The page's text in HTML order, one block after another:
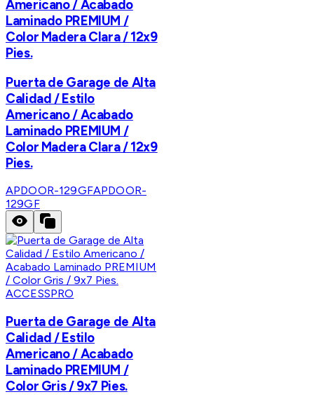
Americano / Acabado
Laminado PREMIUM /
Color Madera Clara / 12x9
Pies.
Puerta de Garage de Alta
Calidad / Estilo
Americano / Acabado
Laminado PREMIUM /
Color Madera Clara / 12x9
Pies.
APDOOR-129GFAPDOOR-
129GF
ACCESSPRO
Puerta de Garage de Alta
Calidad / Estilo
Americano / Acabado
Laminado PREMIUM /
Color Gris / 9x7 Pies.